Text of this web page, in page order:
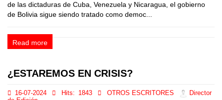
de las dictaduras de Cuba, Venezuela y Nicaragua, el gobierno
de Bolivia sigue siendo tratado como democ...
Read more
¿ESTAREMOS EN CRISIS?
16-07-2024 Hits: 1843 OTROS ESCRITORES
Director